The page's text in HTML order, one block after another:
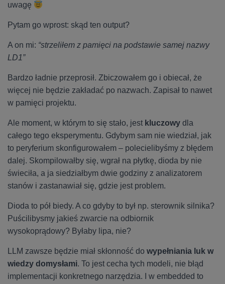
uwagę
Pytam go wprost: skąd ten output?
A on mi: “strzeliłem z pamięci na podstawie samej nazwy
LD1”
Bardzo ładnie przeprosił. Zbiczowałem go i obiecał, że
więcej nie będzie zakładać po nazwach. Zapisał to nawet
w pamięci projektu.
Ale moment, w którym to się stało, jest kluczowy dla
całego tego eksperymentu. Gdybym sam nie wiedział, jak
to peryferium skonfigurowałem – polecielibyśmy z błędem
dalej. Skompilowałby się, wgrał na płytkę, dioda by nie
świeciła, a ja siedziałbym dwie godziny z analizatorem
stanów i zastanawiał się, gdzie jest problem.
Dioda to pół biedy. A co gdyby to był np. sterownik silnika?
Puścilibysmy jakieś zwarcie na odbiornik
wysokoprądowy? Byłaby lipa, nie?
LLM zawsze będzie miał skłonność do wypełniania luk w
wiedzy domysłami. To jest cecha tych modeli, nie błąd
implementacji konkretnego narzędzia. I w embedded to